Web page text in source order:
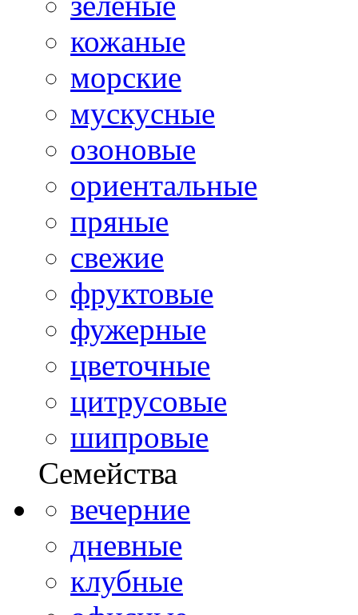
кожаные
морские
мускусные
озоновые
ориентальные
пряные
свежие
фруктовые
фужерные
цветочные
цитрусовые
шипровые
Семейства
вечерние
дневные
клубные